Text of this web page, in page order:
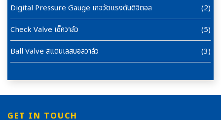
Digital Pressure Gauge เกจวัดแรงดันดิจิตอล
(2)
Check Valve เซ็ควาล์ว
(5)
Ball Valve สแตนเลสบอลวาล์ว
(3)
GET IN TOUCH